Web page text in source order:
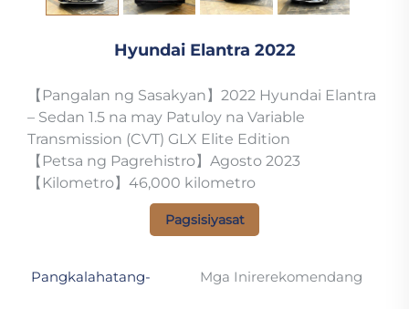
Hyundai Elantra 2022
【Pangalan ng Sasakyan】2022 Hyundai Elantra
– Sedan 1.5 na may Patuloy na Variable
Transmission (CVT) GLX Elite Edition
【Petsa ng Pagrehistro】Agosto 2023
【Kilometro】46,000 kilometro
Pagsisiyasat
Pangkalahatang- Mga Inirerekomendang